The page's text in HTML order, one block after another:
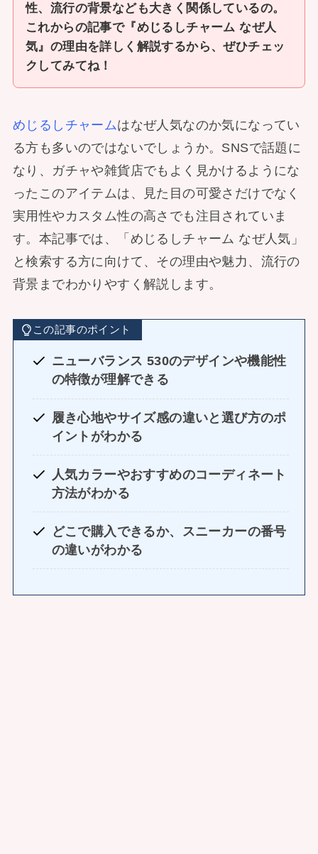
性、流行の背景なども大きく関係しているの。
これからの記事で『めじるしチャーム なぜ人
気』の理由を詳しく解説するから、ぜひチェッ
クしてみてね！
めじるしチャームはなぜ人気なのか気になってい
る方も多いのではないでしょうか。SNSで話題に
なり、ガチャや雑貨店でもよく見かけるようにな
ったこのアイテムは、見た目の可愛さだけでなく
実用性やカスタム性の高さでも注目されていま
す。本記事では、「めじるしチャーム なぜ人気」
と検索する方に向けて、その理由や魅力、流行の
背景までわかりやすく解説します。
この記事のポイント
ニューバランス 530のデザインや機能性
の特徴が理解できる
履き心地やサイズ感の違いと選び方のポ
イントがわかる
人気カラーやおすすめのコーディネート
方法がわかる
どこで購入できるか、スニーカーの番号
の違いがわかる